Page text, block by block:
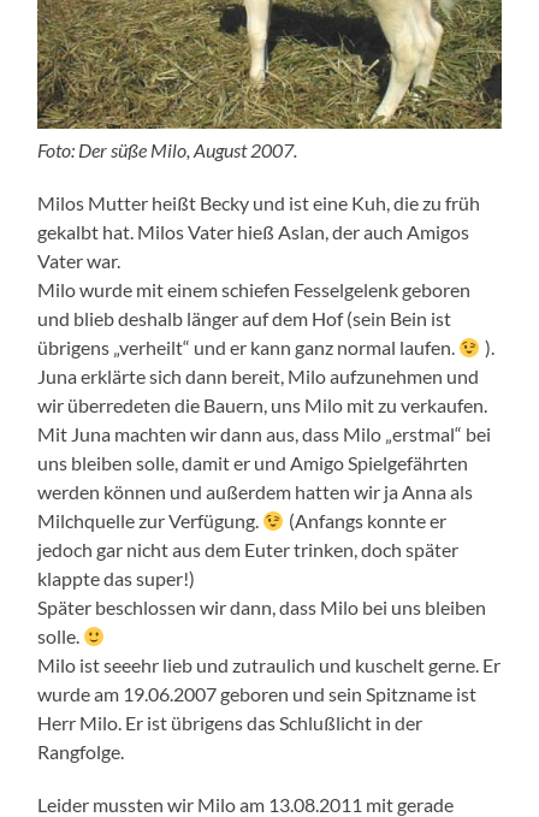
Foto: Der süße Milo, August 2007.
Milos Mutter heißt Becky und ist eine Kuh, die zu früh
gekalbt hat. Milos Vater hieß Aslan, der auch Amigos
Vater war.
Milo wurde mit einem schiefen Fesselgelenk geboren
und blieb deshalb länger auf dem Hof (sein Bein ist
übrigens „verheilt“ und er kann ganz normal laufen.
).
Juna erklärte sich dann bereit, Milo aufzunehmen und
wir überredeten die Bauern, uns Milo mit zu verkaufen.
Mit Juna machten wir dann aus, dass Milo „erstmal“ bei
uns bleiben solle, damit er und Amigo Spielgefährten
werden können und außerdem hatten wir ja Anna als
Milchquelle zur Verfügung.
(Anfangs konnte er
jedoch gar nicht aus dem Euter trinken, doch später
klappte das super!)
Später beschlossen wir dann, dass Milo bei uns bleiben
solle.
Milo ist seeehr lieb und zutraulich und kuschelt gerne. Er
wurde am 19.06.2007 geboren und sein Spitzname ist
Herr Milo. Er ist übrigens das Schlußlicht in der
Rangfolge.
Leider mussten wir Milo am 13.08.2011 mit gerade